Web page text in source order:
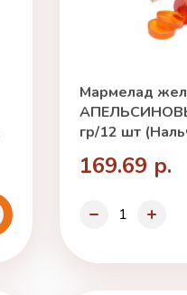
Мармелад
гр/12 шт
169.69 р.